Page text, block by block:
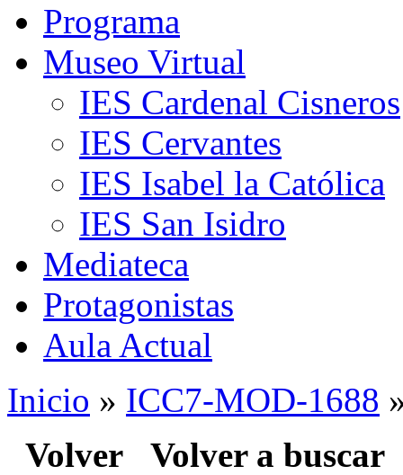
Programa
Museo Virtual
IES Cardenal Cisneros
IES Cervantes
IES Isabel la Católica
IES San Isidro
Mediateca
Protagonistas
Aula Actual
Inicio » ICC7-MOD-1688
Volver Volver a buscar